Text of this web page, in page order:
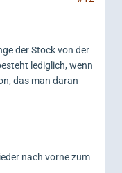
der Stock von der
lediglich, wenn
das man daran
nach vorne zum